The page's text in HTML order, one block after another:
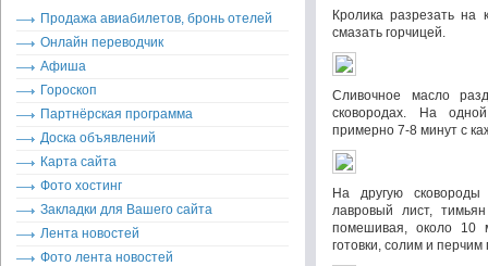
Кролика разрезать на
смазать горчицей.
Сливочное масло
сковородах. На
примерно 7-8 минут с
На другую
лавровый лист,
помешивая, около 10
готовки, солим и перчим
Продажа авиабилетов, бронь отелей
Онлайн переводчик
Афиша
Гороскоп
Партнёрская программа
Доска объявлений
Карта сайта
Фото хостинг
Закладки для Вашего сайта
Лента новостей
Фото лента новостей